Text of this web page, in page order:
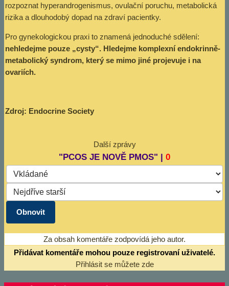
rozpoznat hyperandrogenismus, ovulační poruchu, metabolická
rizika a dlouhodobý dopad na zdraví pacientky.
Pro gynekologickou praxi to znamená jednoduché sdělení:
nehledejme pouze „cysty“. Hledejme komplexní endokrinně-
metabolický syndrom, který se mimo jiné projevuje i na
ovariích.
Zdroj: Endocrine Society
Další zprávy
"PCOS JE NOVĚ PMOS" | 0
Za obsah komentáře zodpovídá jeho autor.
Přidávat komentáře mohou pouze registrovaní uživatelé.
Přihlásit se můžete zde